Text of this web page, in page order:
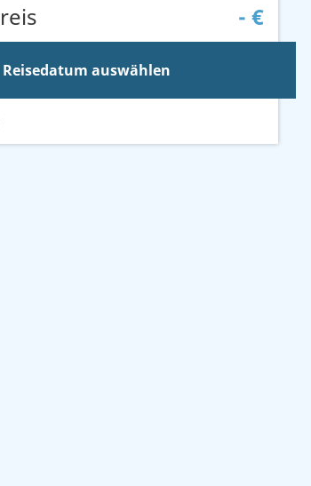
- €
Reisedatum auswählen